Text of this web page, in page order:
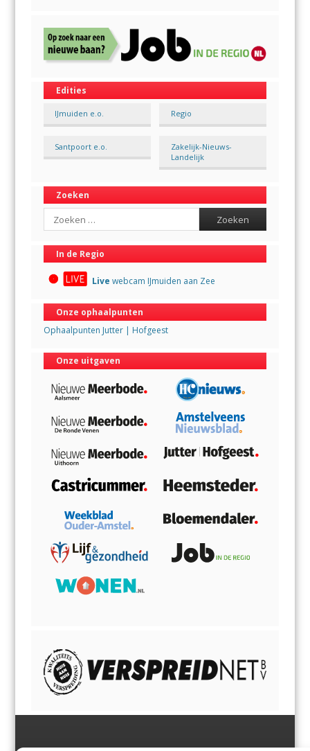
Edities
IJmuiden e.o. Regio
Santpoort e.o.
Zakelijk-Nieuws-
Landelijk
Zoeken
Search
In de Regio
Live webcam IJmuiden aan Zee
Onze ophaalpunten
Ophaalpunten Jutter | Hofgeest
Onze uitgaven